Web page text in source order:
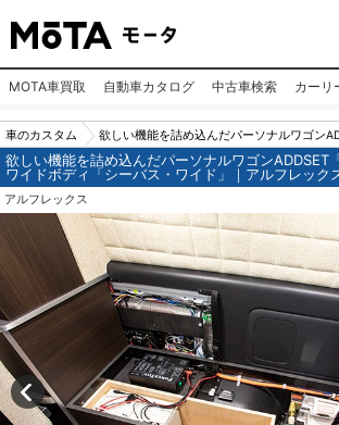
MOTA車買取 自動車カタログ 中古車検索 カーリ
車のカスタム
パーツ（カー
用品）
欲しい機能を詰め込んだパーソナルワゴン
ト」と待望のワイドボディ「シーバス・ワ
クス【Vol.3】
欲しい機能を詰め込んだパーソナルワゴンADDSET
ワイドボディ「シーバス・ワイド」｜アルフレック
アルフレックス